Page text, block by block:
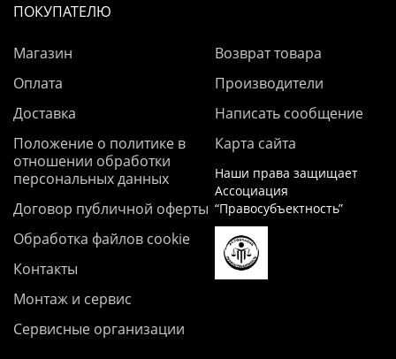
ПОКУПАТЕЛЮ
Магазин
Оплата
Доставка
Положение о политике в
отношении обработки
персональных данных
Договор публичной оферты
Обработка файлов cookie
Контакты
Монтаж и сервис
Сервисные организации
Возврат товара
Производители
Написать сообщение
Карта сайта
Наши права защищает
Ассоциация
“Правосубъектность”